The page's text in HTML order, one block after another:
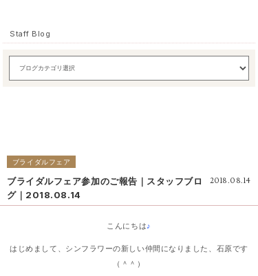
Staff Blog
ブライダルフェア
2018.08.14
ブライダルフェア参加のご報告｜スタッフブロ
グ｜2018.08.14
こんにちは♪
はじめまして、シンフラワーの新しい仲間になりました、石原です
（＾＾）